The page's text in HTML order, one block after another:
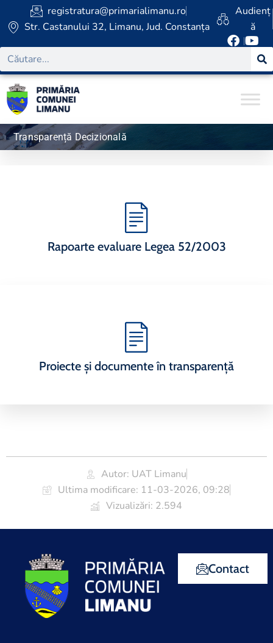
registratura@primarialimanu.ro
Str. Castanului 32, Limanu, Jud. Constanța
Audienț
ă
Transparență Decizională
Rapoarte evaluare Legea 52/2003
Proiecte și documente în transparență
Autor: UAT Limanu
Ultima modificare: 11-03-2026, 09:28
Vizualizări: 2.594
Contact